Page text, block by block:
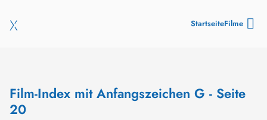
StartseiteFilme
Film-Index mit Anfangszeichen G - Seite
20